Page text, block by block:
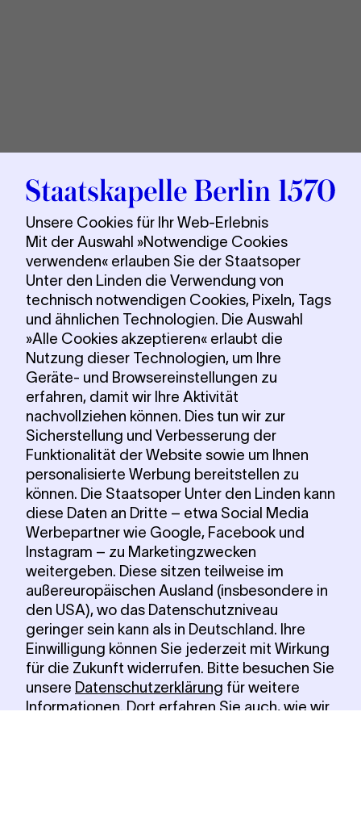
Unsere Cookies für Ihr Web-Erlebnis
Mit der Auswahl »Notwendige Cookies
verwenden« erlauben Sie der Staatsoper
Unter den Linden die Verwendung von
technisch notwendigen Cookies, Pixeln, Tags
und ähnlichen Technologien. Die Auswahl
»Alle Cookies akzeptieren« erlaubt die
Nutzung dieser Technologien, um Ihre
Geräte- und Browsereinstellungen zu
erfahren, damit wir Ihre Aktivität
nachvollziehen können. Dies tun wir zur
Sicherstellung und Verbesserung der
Funktionalität der Website sowie um Ihnen
personalisierte Werbung bereitstellen zu
können. Die Staatsoper Unter den Linden kann
diese Daten an Dritte – etwa Social Media
Werbepartner wie Google, Facebook und
Instagram – zu Marketingzwecken
weitergeben. Diese sitzen teilweise im
außereuropäischen Ausland (insbesondere in
den USA), wo das Datenschutzniveau
geringer sein kann als in Deutschland. Ihre
Einwilligung können Sie jederzeit mit Wirkung
für die Zukunft widerrufen. Bitte besuchen Sie
unsere Datenschutzerklärung für weitere
Informationen. Dort erfahren Sie auch, wie wir